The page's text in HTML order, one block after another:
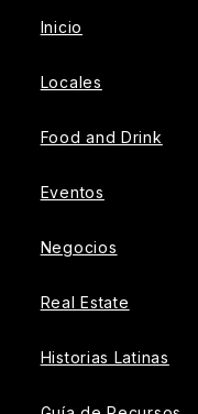
Inicio
Locales
Food and Drink
Eventos
Negocios
Real Estate
Historias Latinas